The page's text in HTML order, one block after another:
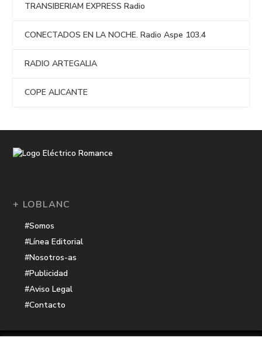
TRANSIBERIAM EXPRESS Radio
CONECTADOS EN LA NOCHE. Radio Aspe 103.4
RADIO ARTEGALIA
COPE ALICANTE
+ LOBLANC
#Somos
#Línea Editorial
#Nosotros-as
#Publicidad
#Aviso Legal
#Contacto